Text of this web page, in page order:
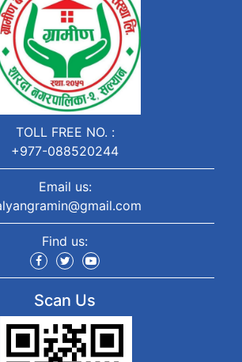
TOLL FREE NO. :
+977-088520244
Email us:
Find us:
Scan Us